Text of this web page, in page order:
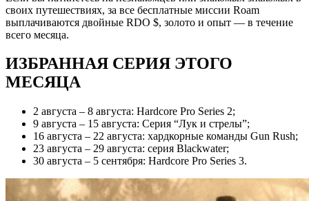
своих путешествиях, за все бесплатные миссии Roam
выплачиваются двойные RDO $, золото и опыт — в течение
всего месяца.
ИЗБРАННАЯ СЕРИЯ ЭТОГО
МЕСЯЦА
2 августа – 8 августа: Hardcore Pro Series 2;
9 августа – 15 августа: Серия “Лук и стрелы”;
16 августа – 22 августа: хардкорные команды Gun Rush;
23 августа – 29 августа: серия Blackwater;
30 августа – 5 сентября: Hardcore Pro Series 3.